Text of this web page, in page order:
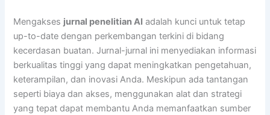
Mengakses jurnal penelitian AI adalah kunci untuk tetap
up-to-date dengan perkembangan terkini di bidang
kecerdasan buatan. Jurnal-jurnal ini menyediakan informasi
berkualitas tinggi yang dapat meningkatkan pengetahuan,
keterampilan, dan inovasi Anda. Meskipun ada tantangan
seperti biaya dan akses, menggunakan alat dan strategi
yang tepat dapat membantu Anda memanfaatkan sumber